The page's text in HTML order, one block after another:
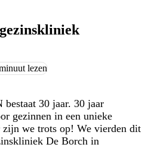
lezen
30 jaar. 30 jaar
gezinnen in een unieke
we trots op! We vierden dit
De Borch in